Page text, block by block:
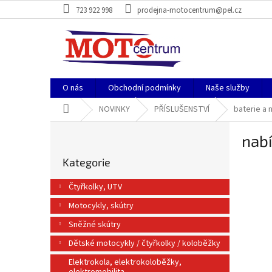
na
723 922 998 prodejna-motocentrum@pel.cz
O nás Obchodní podmínky Naše služby
Domů NOVINKY PŘÍSLUŠENSTVÍ baterie a
r
a
n
í
p
kategorie
Kategorie
Čtyřkolky, UTV
Motocykly, skútry
Sněžné skútry
Dětské motocykly / čtyřkolky / koloběžky
Elektrokola, elektrokoloběžky,